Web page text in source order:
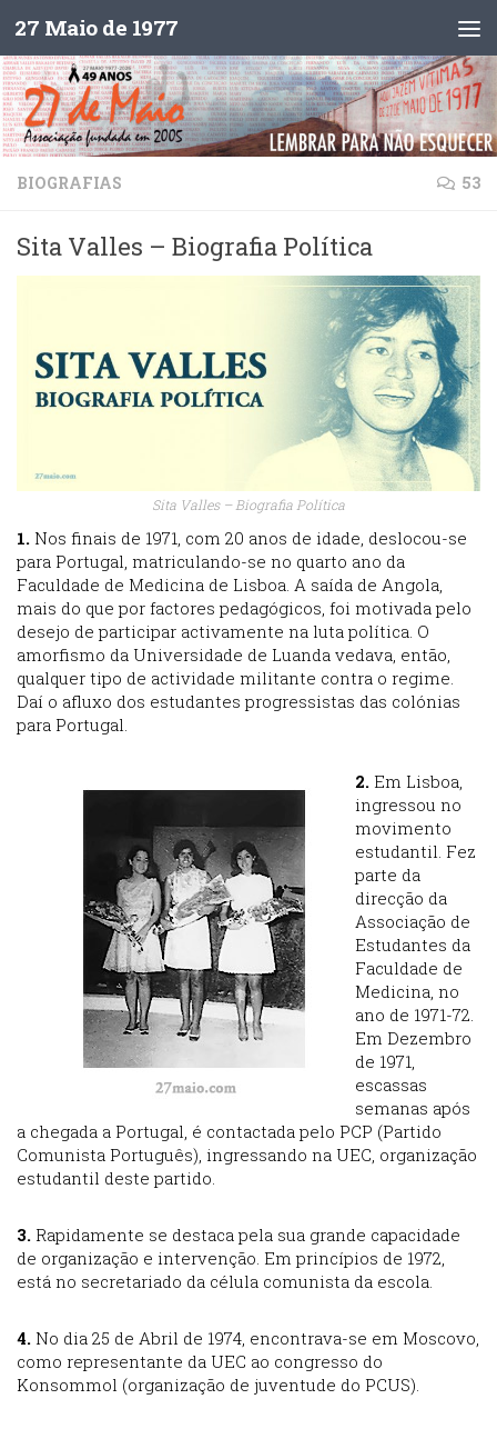
Skip to content
27 Maio de 1977
BIOGRAFIAS 53
Sita Valles – Biografia Política
Sita Valles – Biografia Política
1. Nos finais de 1971, com 20 anos de idade, deslocou-se
para Portugal, matriculando-se no quarto ano da
Faculdade de Medicina de Lisboa. A saída de Angola,
mais do que por factores pedagógicos, foi motivada pelo
desejo de participar activamente na luta política. O
amorfismo da Universidade de Luanda vedava, então,
qualquer tipo de actividade militante contra o regime.
Daí o afluxo dos estudantes progressistas das colónias
para Portugal.
2. Em Lisboa,
ingressou no
movimento
estudantil. Fez
parte da
direcção da
Associação de
Estudantes da
Faculdade de
Medicina, no
ano de 1971-72.
Em Dezembro
de 1971,
escassas
semanas após
a chegada a Portugal, é contactada pelo PCP (Partido
Comunista Português), ingressando na UEC, organização
estudantil deste partido.
3. Rapidamente se destaca pela sua grande capacidade
de organização e intervenção. Em princípios de 1972,
está no secretariado da célula comunista da escola.
4. No dia 25 de Abril de 1974, encontrava-se em Moscovo,
como representante da UEC ao congresso do
Konsommol (organização de juventude do PCUS).